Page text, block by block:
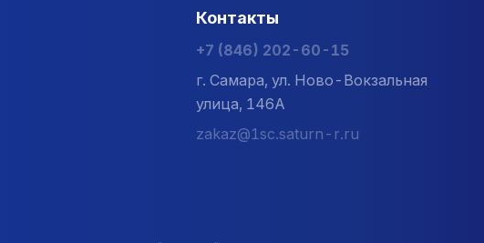
Контакты
+7 (846) 202-60-15
г. Самара, ул. Ново-Вокзальная
улица, 146А
zakaz@1sc.saturn-r.ru